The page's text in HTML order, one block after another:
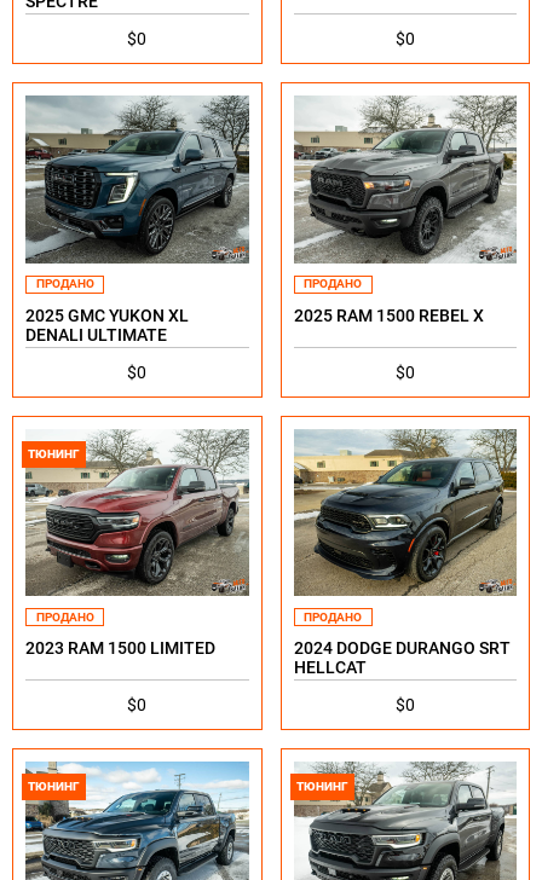
$0
$0
ПРОДАНО
2025 GMC YUKON XL
DENALI ULTIMATE
$0
ПРОДАНО
2025 RAM 1500 REBEL X
$0
ТЮНИНГ
ПРОДАНО
2023 RAM 1500 LIMITED
$0
ПРОДАНО
2024 DODGE DURANGO SRT
HELLCAT
$0
ТЮНИНГ ТЮНИНГ